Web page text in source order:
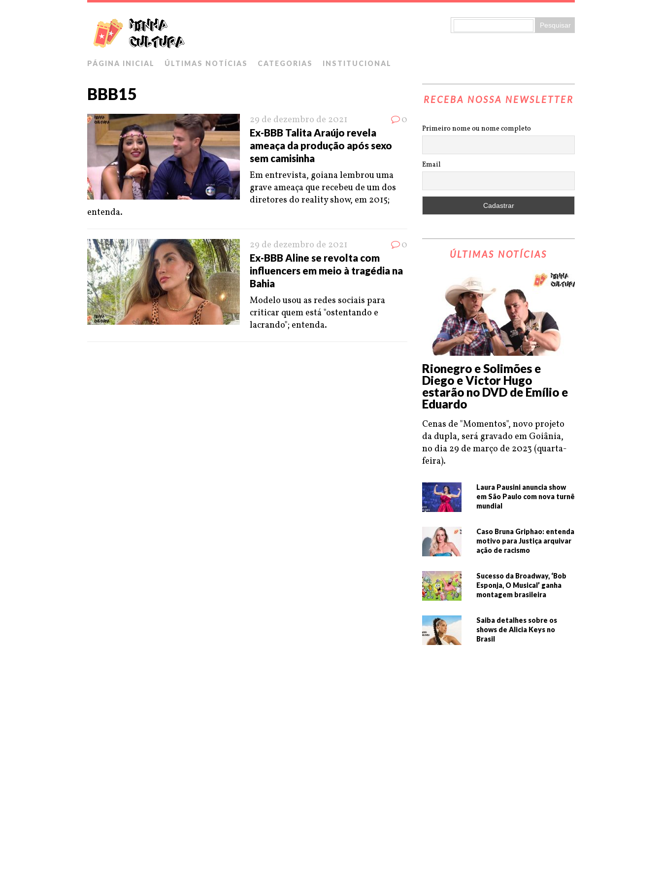
PÁGINA INICIAL ÚLTIMAS NOTÍCIAS CATEGORIAS INSTITUCIONAL
BBB15
29 de dezembro de 2021 0
Ex-BBB Talita Araújo revela
ameaça da produção após sexo
sem camisinha
Em entrevista, goiana lembrou uma
grave ameaça que recebeu de um dos
diretores do reality show, em 2015;
entenda.
29 de dezembro de 2021 0
Ex-BBB Aline se revolta com
influencers em meio à tragédia na
Bahia
Modelo usou as redes sociais para
criticar quem está "ostentando e
lacrando"; entenda.
RECEBA NOSSA NEWSLETTER
Primeiro nome ou nome completo
Email
ÚLTIMAS NOTÍCIAS
Rionegro e Solimões e
Diego e Victor Hugo
estarão no DVD de Emílio e
Eduardo
Cenas de "Momentos", novo projeto
da dupla, será gravado em Goiânia,
no dia 29 de março de 2023 (quarta-
feira).
Laura Pausini anuncia show
em São Paulo com nova turnê
mundial
Caso Bruna Griphao: entenda
motivo para Justiça arquivar
ação de racismo
Sucesso da Broadway, ‘Bob
Esponja, O Musical’ ganha
montagem brasileira
Saiba detalhes sobre os
shows de Alicia Keys no
Brasil